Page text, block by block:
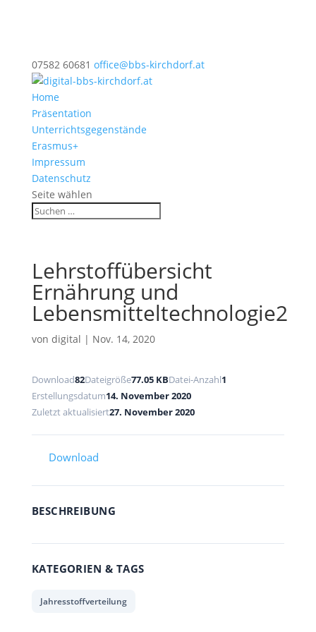
07582 60681 office@bbs-kirchdorf.at
Home
Präsentation
Unterrichtsgegenstände
Erasmus+
Impressum
Datenschutz
Seite wählen
Lehrstoffübersicht
Ernährung und
Lebensmitteltechnologie2
von digital | Nov. 14, 2020
Download82Dateigröße77.05 KBDatei-Anzahl1
Erstellungsdatum14. November 2020
Zuletzt aktualisiert27. November 2020
Download
BESCHREIBUNG
KATEGORIEN & TAGS
Jahresstoffverteilung